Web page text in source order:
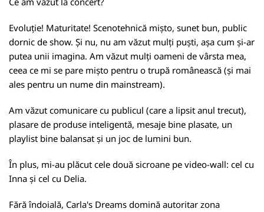
Evoluție! Maturitate! Scenotehnică mișto, sunet bun, public
dornic de show. Și nu, nu am văzut mulți puști, așa cum și-ar
putea unii imagina. Am văzut mulți oameni de vârsta mea,
ceea ce mi se pare mișto pentru o trupă românească (și mai
ales pentru un nume din mainstream).
Am văzut comunicare cu publicul (care a lipsit anul trecut),
plasare de produse inteligentă, mesaje bine plasate, un
playlist bine balansat și un joc de lumini bun.
În plus, mi-au plăcut cele două sicroane pe video-wall: cel cu
Inna și cel cu Delia.
Fără îndoială, Carla's Dreams domină autoritar zona